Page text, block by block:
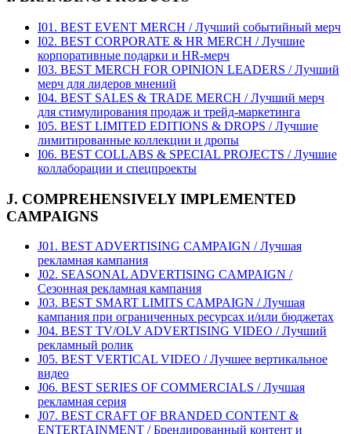
I01. BEST EVENT MERCH / Лучший событийный мерч
I02. BEST CORPORATE & HR MERCH / Лучшие
корпоративные подарки и HR-мерч
I03. BEST MERCH FOR OPINION LEADERS / Лучший
мерч для лидеров мнений
I04. BEST SALES & TRADE MERCH / Лучший мерч
для стимулирования продаж и трейд-маркетинга
I05. BEST LIMITED EDITIONS & DROPS / Лучшие
лимитированные коллекции и дропы
I06. BEST COLLABS & SPECIAL PROJECTS / Лучшие
коллаборации и спецпроекты
J. COMPREHENSIVELY IMPLEMENTED
CAMPAIGNS
J01. BEST ADVERTISING CAMPAIGN / Лучшая
рекламная кампания
J02. SEASONAL ADVERTISING CAMPAIGN /
Сезонная рекламная кампания
J03. BEST SMART LIMITS CAMPAIGN / Лучшая
кампания при ограниченных ресурсах и/или бюджетах
J04. BEST TV/OLV ADVERTISING VIDEO / Лучший
рекламный ролик
J05. BEST VERTICAL VIDEO / Лучшее вертикальное
видео
J06. BEST SERIES OF COMMERCIALS / Лучшая
рекламная серия
J07. BEST CRAFT OF BRANDED CONTENT &
ENTERTAINMENT / Брендированный контент и